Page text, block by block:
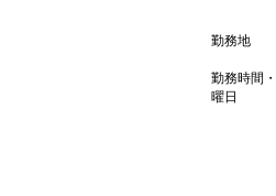
勤務地
勤務時間・
曜日